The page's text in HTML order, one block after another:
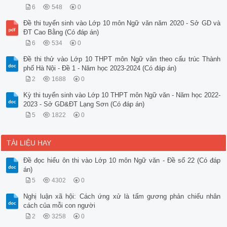
6 548 0
Đề thi tuyển sinh vào Lớp 10 môn Ngữ văn năm 2020 - Sở GD và
ĐT Cao Bằng (Có đáp án)
6 534 0
Đề thi thử vào Lớp 10 THPT môn Ngữ văn theo cấu trúc Thành
phố Hà Nội - Đề 1 - Năm học 2023-2024 (Có đáp án)
2 1688 0
Kỳ thi tuyển sinh vào Lớp 10 THPT môn Ngữ văn - Năm học 2022-
2023 - Sở GD&ĐT Lạng Sơn (Có đáp án)
5 1822 0
TÀI LIỆU HAY
Đề đọc hiểu ôn thi vào Lớp 10 môn Ngữ văn - Đề số 22 (Có đáp
án)
5 4302 0
Nghị luận xã hội: Cách ứng xử là tấm gương phản chiếu nhân
cách của mỗi con người
2 3258 0